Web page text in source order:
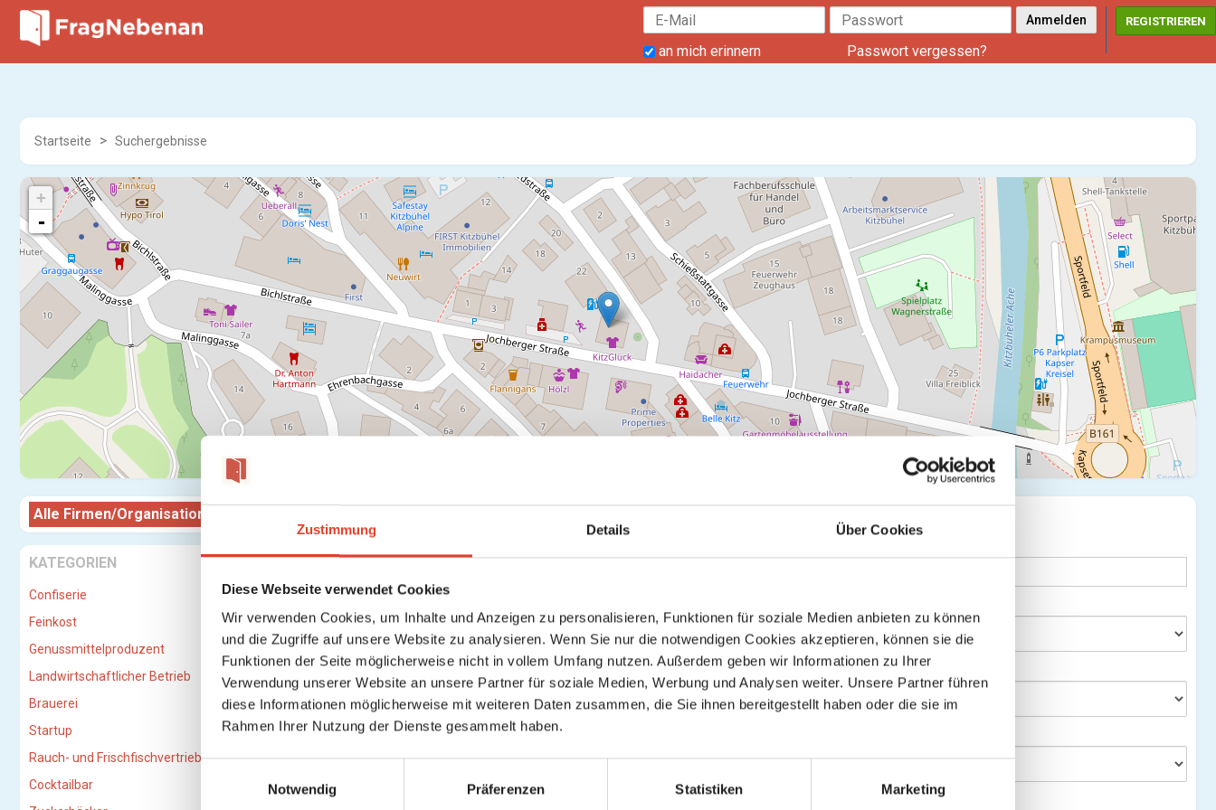
Zustimmung Details Über Cookies
Diese Webseite verwendet Cookies
Wir verwenden Cookies, um Inhalte und Anzeigen zu personalisieren, Funktionen für soziale Medien anbieten zu können
und die Zugriffe auf unsere Website zu analysieren. Wenn Sie nur die notwendigen Cookies akzeptieren, können sie die
Funktionen der Seite möglicherweise nicht in vollem Umfang nutzen. Außerdem geben wir Informationen zu Ihrer
Verwendung unserer Website an unsere Partner für soziale Medien, Werbung und Analysen weiter. Unsere Partner führen
diese Informationen möglicherweise mit weiteren Daten zusammen, die Sie ihnen bereitgestellt haben oder die sie im
Rahmen Ihrer Nutzung der Dienste gesammelt haben.
Notwendig Präferenzen Statistiken Marketing
an mich erinnern Passwort vergessen?
REGISTRIEREN
Startseite Suchergebnisse
+
-
Alle Firmen/Organisationen
KATEGORIEN
Confiserie
Feinkost
Genussmittelproduzent
Landwirtschaftlicher Betrieb
Brauerei
Startup
Rauch- und Frischfischvertriebs-GmbH
Cocktailbar
Bezirk
Ort
Firma/Organisation In der Nähe
kitzbuhel
Karte verbergen
Blaumax
Jochberger Straße 9, 6370 Kitzbühel, Tirol, Österreich (Karte ansehen)
0.6 km entfernt
0 Bewertungen